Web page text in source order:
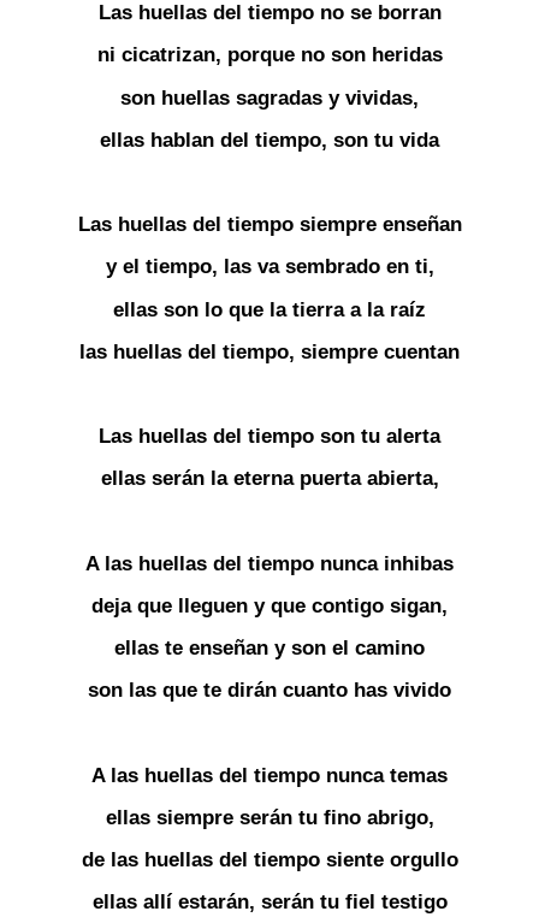
Las huellas del tiempo no se borran
ni cicatrizan, porque no son heridas
son huellas sagradas y vividas,
ellas hablan del tiempo, son tu vida
Las huellas del tiempo siempre enseñan
y el tiempo, las va sembrado en ti,
ellas son lo que la tierra a la raíz
las huellas del tiempo, siempre cuentan
Las huellas del tiempo son tu alerta
ellas serán la eterna puerta abierta,
A las huellas del tiempo nunca inhibas
deja que lleguen y que contigo sigan,
ellas te enseñan y son el camino
son las que te dirán cuanto has vivido
A las huellas del tiempo nunca temas
ellas siempre serán tu fino abrigo,
de las huellas del tiempo siente orgullo
ellas allí estarán, serán tu fiel testigo